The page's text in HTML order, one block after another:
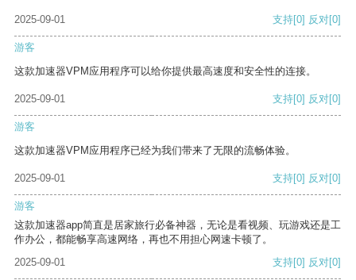
2025-09-01 支持[0] 反对[0]
游客
这款加速器VPM应用程序可以给你提供最高速度和安全性的连接。
2025-09-01 支持[0] 反对[0]
游客
这款加速器VPM应用程序已经为我们带来了无限的流畅体验。
2025-09-01 支持[0] 反对[0]
游客
这款加速器app简直是居家旅行必备神器，无论是看视频、玩游戏还是工
作办公，都能畅享高速网络，再也不用担心网速卡顿了。
2025-09-01
支持[0] 反对[0]